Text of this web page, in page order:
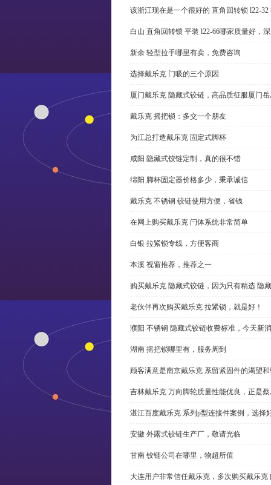
该浙江现在是一个很好的 直角回转锁 l22-
白山 直角回转锁 平装 l22-66哪家质量好，
新余 轻型拉手哪里有卖，免费咨询
选择戴乐克 门吸的三个原因
厦门戴乐克 隐藏式铰链，高品质征服厦门
戴乐克 摇把锁：多交一个朋友
为江总打造戴乐克 固定式脚杯
咸阳 隐藏式铰链定制，真的很不错
绵阳 脚杯固定器价格多少，秉承诚信
戴乐克 不锈钢 铰链使用方便，省钱
在网上购买戴乐克 闩体系统非常简单
白银 拉紧锁专线，方便客商
本溪 视窗推荐，推荐之一
购买戴乐克 隐藏式铰链，因为只有精选 隐
老伙伴再次购买戴乐克 拉紧锁，就是好！
濮阳 不锈钢 隐藏式铰链收费标准，今天新
湖南 摇把锁哪里有，服务周到
顾客满意是南京戴乐克 系留紧固件的渴望
吉林戴乐克 万向脚轮质量性能优良，正是
湛江百度戴乐克 系列p型连接件案例，选择
安徽 外露式铰链生产厂，敬请光临
甘南 铰链公司在哪里，物超所值
大连用户非常信任戴乐克，多次购买戴乐克